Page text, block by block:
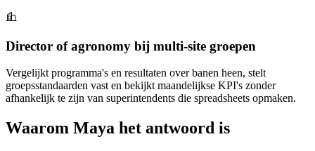
Director of agronomy bij multi-site groepen
Vergelijkt programma's en resultaten over banen heen, stelt
groepsstandaarden vast en bekijkt maandelijkse KPI's zonder
afhankelijk te zijn van superintendents die spreadsheets opmaken.
Waarom Maya het antwoord is